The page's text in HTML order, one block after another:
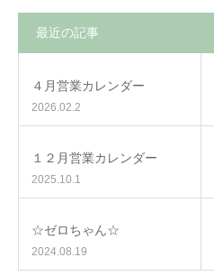
最近の記事
４月営業カレンダー
2026.02.2
１２月営業カレンダー
2025.10.1
☆ゼロちゃん☆
2024.08.19